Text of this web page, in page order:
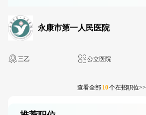
永康市第一人民医院
三乙 公立医院
查看全部 10个在招职位>>